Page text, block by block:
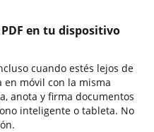
en tu dispositivo
cuando estés lejos de
móvil con la misma
anota y firma documentos
inteligente o tableta. No